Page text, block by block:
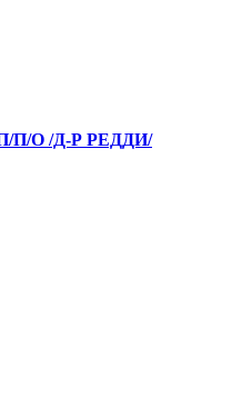
П/О /Д-Р РЕДДИ/